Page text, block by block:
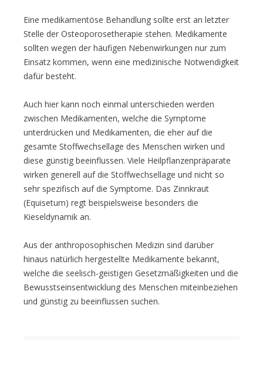
Eine medikamentöse Behandlung sollte erst an letzter
Stelle der Osteoporosetherapie stehen. Medikamente
sollten wegen der häufigen Nebenwirkungen nur zum
Einsatz kommen, wenn eine medizinische Notwendigkeit
dafür besteht.
Auch hier kann noch einmal unterschieden werden
zwischen Medikamenten, welche die Symptome
unterdrücken und Medikamenten, die eher auf die
gesamte Stoffwechsellage des Menschen wirken und
diese günstig beeinflussen. Viele Heilpflanzenpräparate
wirken generell auf die Stoffwechsellage und nicht so
sehr spezifisch auf die Symptome. Das Zinnkraut
(Equisetum) regt beispielsweise besonders die
Kieseldynamik an.
Aus der anthroposophischen Medizin sind darüber
hinaus natürlich hergestellte Medikamente bekannt,
welche die seelisch-geistigen Gesetzmäßigkeiten und die
Bewusstseinsentwicklung des Menschen miteinbeziehen
und günstig zu beeinflussen suchen.